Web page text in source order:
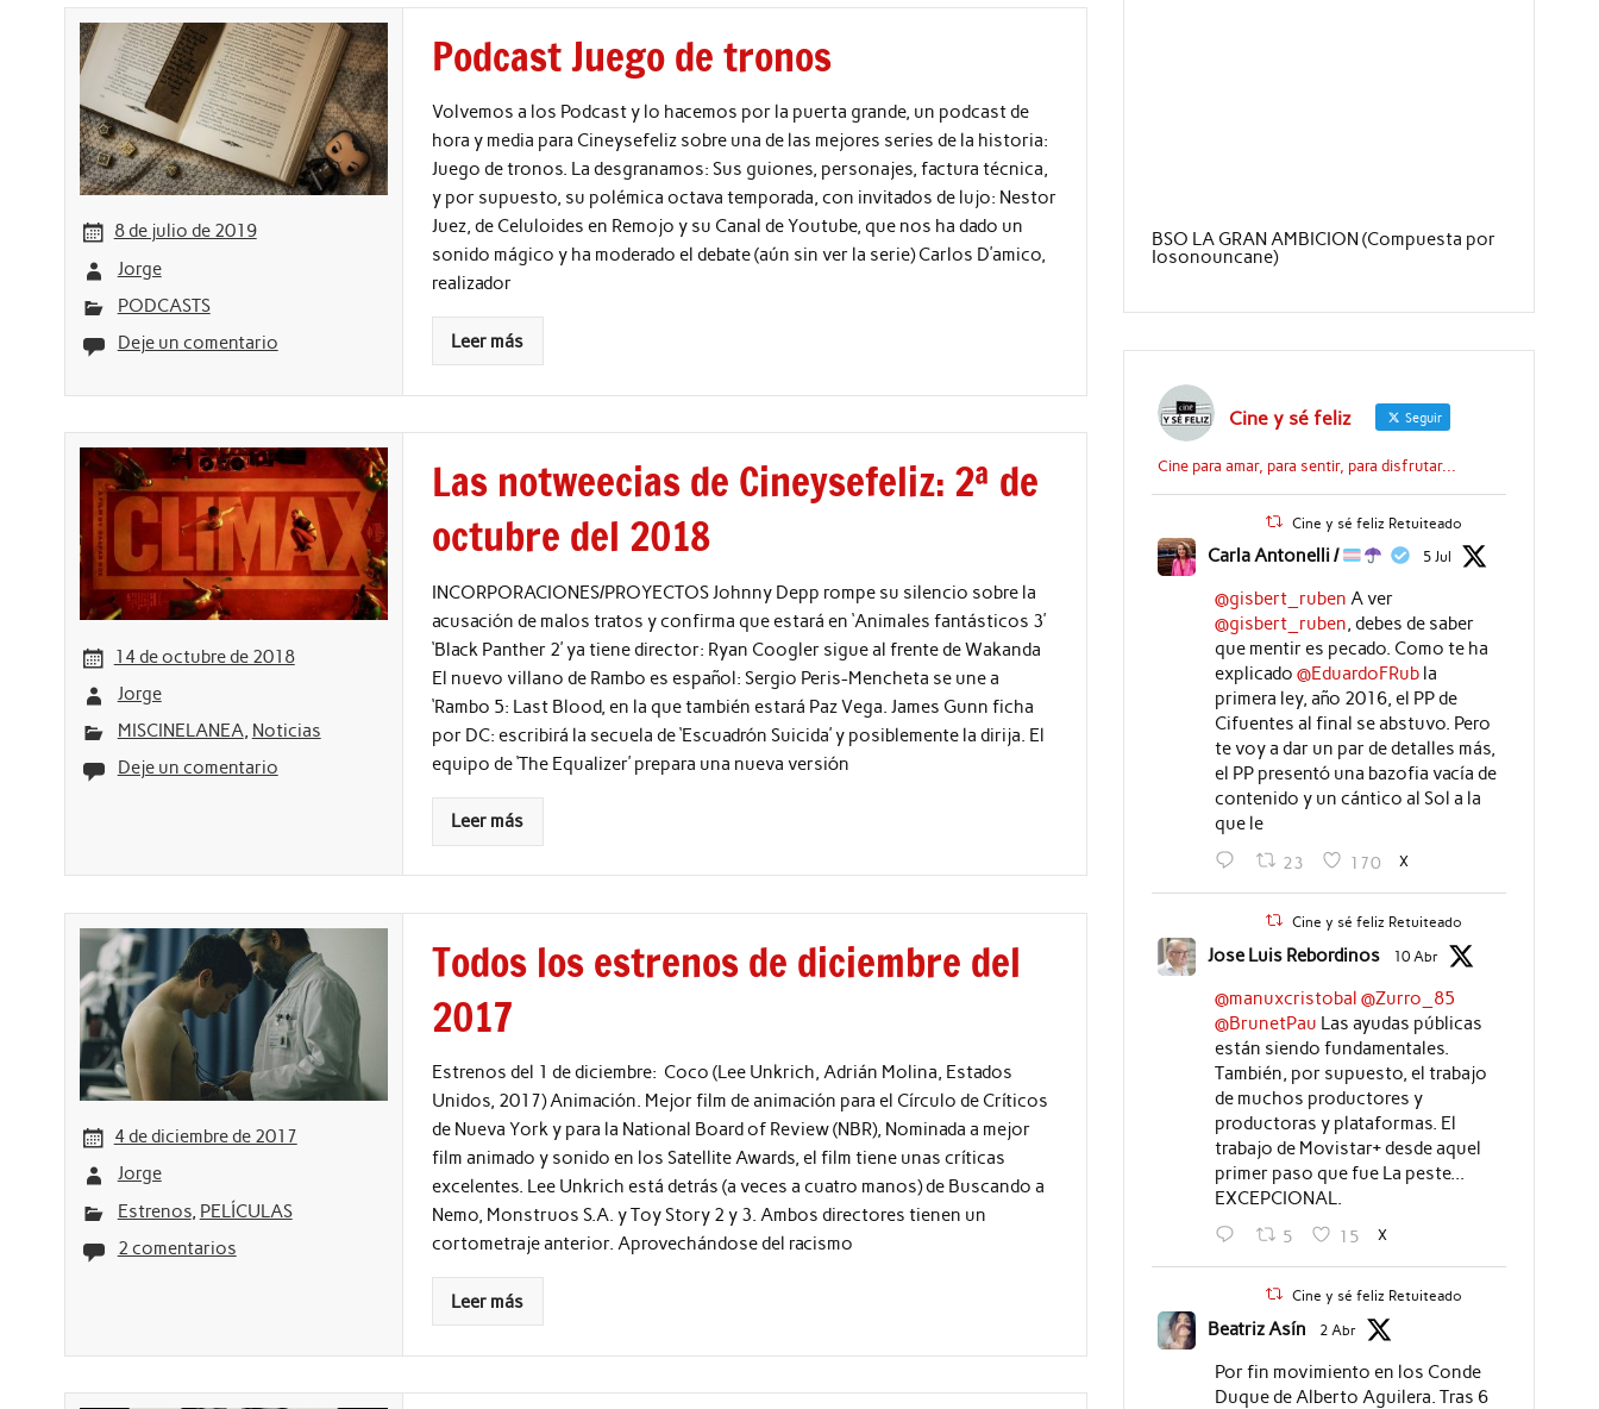
8 de julio de 2019
Jorge
PODCASTS
Deje un comentario
Podcast Juego de tronos
Volvemos a los Podcast y lo hacemos por la puerta grande, un podcast de
hora y media para Cineysefeliz sobre una de las mejores series de la historia:
Juego de tronos. La desgranamos: Sus guiones, personajes, factura técnica,
y por supuesto, su polémica octava temporada, con invitados de lujo: Nestor
Juez, de Celuloides en Remojo y su Canal de Youtube, que nos ha dado un
sonido mágico y ha moderado el debate (aún sin ver la serie) Carlos D’amico,
realizador
Leer más
14 de octubre de 2018
Jorge
MISCINELANEA, Noticias
Deje un comentario
Las notweecias de Cineysefeliz: 2ª de
octubre del 2018
INCORPORACIONES/PROYECTOS Johnny Depp rompe su silencio sobre la
acusación de malos tratos y confirma que estará en ‘Animales fantásticos 3’
‘Black Panther 2’ ya tiene director: Ryan Coogler sigue al frente de Wakanda
El nuevo villano de Rambo es español: Sergio Peris-Mencheta se une a
‘Rambo 5: Last Blood, en la que también estará Paz Vega. James Gunn ficha
por DC: escribirá la secuela de ‘Escuadrón Suicida’ y posiblemente la dirija. El
equipo de ‘The Equalizer’ prepara una nueva versión
Leer más
4 de diciembre de 2017
Jorge
Estrenos, PELÍCULAS
2 comentarios
Todos los estrenos de diciembre del
2017
Estrenos del 1 de diciembre: Coco (Lee Unkrich, Adrián Molina, Estados
Unidos, 2017) Animación. Mejor film de animación para el Círculo de Críticos
de Nueva York y para la National Board of Review (NBR), Nominada a mejor
film animado y sonido en los Satellite Awards, el film tiene unas críticas
excelentes. Lee Unkrich está detrás (a veces a cuatro manos) de Buscando a
Nemo, Monstruos S.A. y Toy Story 2 y 3. Ambos directores tienen un
cortometraje anterior. Aprovechándose del racismo
Leer más
BSO LA GRAN AMBICION (Compuesta por
Iosonouncane)
Cine y sé feliz Seguir
Cine para amar, para sentir, para disfrutar...
Cine y sé feliz Retuiteado
Carla Antonelli / 5 Jul
@gisbert_ruben A ver
@gisbert_ruben, debes de saber
que mentir es pecado. Como te ha
explicado @EduardoFRubla
primera ley, año 2016, el PP de
Cifuentes al final se abstuvo. Pero
te voy a dar un par de detalles más,
el PP presentó una bazofia vacía de
contenido y un cántico al Sol a la
que le
23 170 X
Cine y sé feliz Retuiteado
Jose Luis Rebordinos 10 Abr
@manuxcristobal @Zurro_85
@BrunetPau Las ayudas públicas
están siendo fundamentales.
También, por supuesto, el trabajo
de muchos productores y
productoras y plataformas. El
trabajo de Movistar+ desde aquel
primer paso que fue La peste...
EXCEPCIONAL.
5 15 X
Cine y sé feliz Retuiteado
Beatriz Asín 2 Abr
Por fin movimiento en los Conde
Duque de Alberto Aguilera. Tras 6